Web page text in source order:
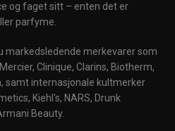
og faget sitt – enten det er
parfyme.
markedsledende merkevarer som
Clinique, Clarins, Biotherm,
samt internasjonale kultmerker
Kiehl's, NARS, Drunk
Beauty.